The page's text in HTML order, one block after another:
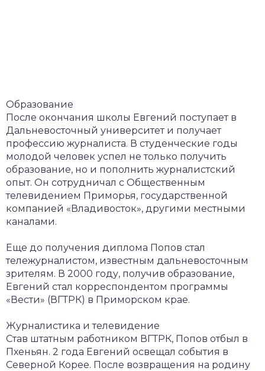
Образование
После окончания школы Евгений поступает в
Дальневосточный университет и получает
профессию журналиста. В студенческие годы
молодой человек успел не только получить
образование, но и пополнить журналистский
опыт. Он сотрудничал с Общественным
телевидением Приморья, государственной
компанией «Владивосток», другими местными
каналами.
Еще до получения диплома Попов стал
тележурналистом, известным дальневосточным
зрителям. В 2000 году, получив образование,
Евгений стал корреспондентом программы
«Вести» (ВГТРК) в Приморском крае.
Журналистика и телевидение
Став штатным работником ВГТРК, Попов отбыл в
Пхеньян. 2 года Евгений освещал события в
Северной Корее. После возвращения на родину